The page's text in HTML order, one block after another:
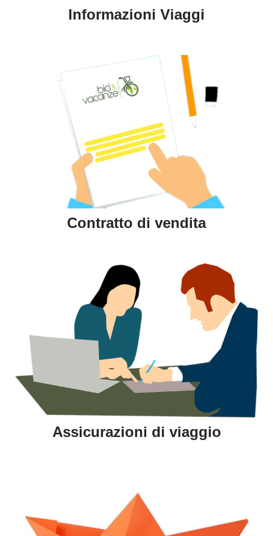
Informazioni Viaggi
Contratto di vendita
Assicurazioni di viaggio